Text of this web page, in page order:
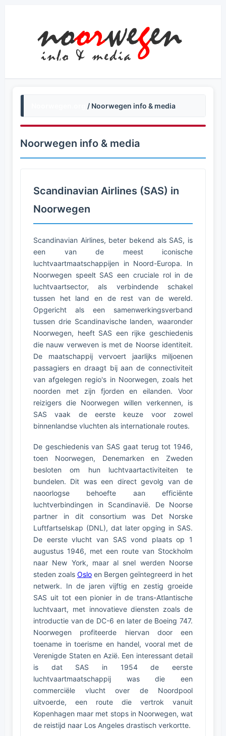
/ Noorwegen info & media
Noorwegen info & media
Scandinavian Airlines (SAS) in
Noorwegen
Scandinavian Airlines, beter bekend als SAS, is
een van de meest iconische
luchtvaartmaatschappijen in Noord-Europa. In
Noorwegen speelt SAS een cruciale rol in de
luchtvaartsector, als verbindende schakel
tussen het land en de rest van de wereld.
Opgericht als een samenwerkingsverband
tussen drie Scandinavische landen, waaronder
Noorwegen, heeft SAS een rijke geschiedenis
die nauw verweven is met de Noorse identiteit.
De maatschappij vervoert jaarlijks miljoenen
passagiers en draagt bij aan de connectiviteit
van afgelegen regio's in Noorwegen, zoals het
noorden met zijn fjorden en eilanden. Voor
reizigers die Noorwegen willen verkennen, is
SAS vaak de eerste keuze voor zowel
binnenlandse vluchten als internationale routes.
De geschiedenis van SAS gaat terug tot 1946,
toen Noorwegen, Denemarken en Zweden
besloten om hun luchtvaartactiviteiten te
bundelen. Dit was een direct gevolg van de
naoorlogse behoefte aan efficiënte
luchtverbindingen in Scandinavië. De Noorse
partner in dit consortium was Det Norske
Luftfartselskap (DNL), dat later opging in SAS.
De eerste vlucht van SAS vond plaats op 1
augustus 1946, met een route van Stockholm
naar New York, maar al snel werden Noorse
steden zoals Oslo en Bergen geïntegreerd in het
netwerk. In de jaren vijftig en zestig groeide
SAS uit tot een pionier in de trans-Atlantische
luchtvaart, met innovatieve diensten zoals de
introductie van de DC-6 en later de Boeing 747.
Noorwegen profiteerde hiervan door een
toename in toerisme en handel, vooral met de
Verenigde Staten en Azië. Een interessant detail
is dat SAS in 1954 de eerste
luchtvaartmaatschappij was die een
commerciële vlucht over de Noordpool
uitvoerde, een route die vertrok vanuit
Kopenhagen maar met stops in Noorwegen, wat
de reistijd naar Los Angeles drastisch verkortte.